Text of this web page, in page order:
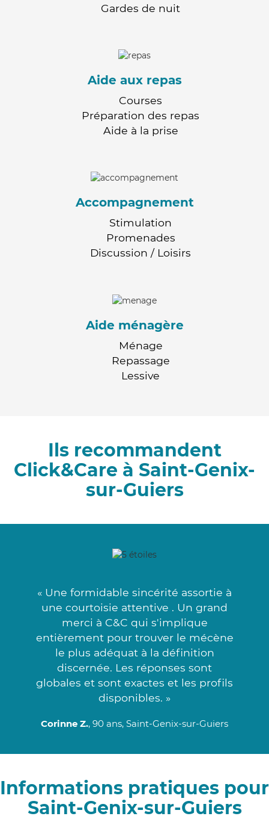
Gardes de nuit
Aide aux repas
Courses
Préparation des repas
Aide à la prise
Accompagnement
Stimulation
Promenades
Discussion / Loisirs
Aide ménagère
Ménage
Repassage
Lessive
Ils recommandent
Click&Care à Saint-Genix-
sur-Guiers
« Une formidable sincérité assortie à
une courtoisie attentive . Un grand
merci à C&C qui s'implique
entièrement pour trouver le mécène
le plus adéquat à la définition
discernée. Les réponses sont
globales et sont exactes et les profils
disponibles. »
Corinne Z., 90 ans, Saint-Genix-sur-Guiers
Informations pratiques pour
Saint-Genix-sur-Guiers